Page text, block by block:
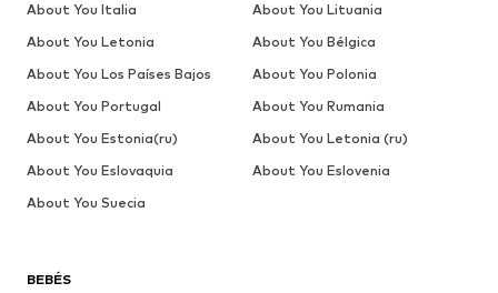
BEBÉS
About You Italia
About You Lituania
About You Letonia
About You Bélgica
About You Los Países Bajos
About You Polonia
About You Portugal
About You Rumania
About You Estonia(ru)
About You Letonia (ru)
About You Eslovaquia
About You Eslovenia
About You Suecia